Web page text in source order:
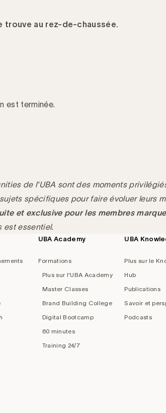
trouve au rez-de-chaussée.
est terminée.
de l'UBA sont des moments
spécifiques pour faire évoluer leurs
et exclusive pour les membres
essentiel.
UBA Academy
Formations
Plus sur l'UBA Academy
Master Classes
Brand Building College
Digital Bootcamp
60 minutes
Training 24/7
UBA
Plus sur le
Hub
Publications
Savoir et
Podcasts